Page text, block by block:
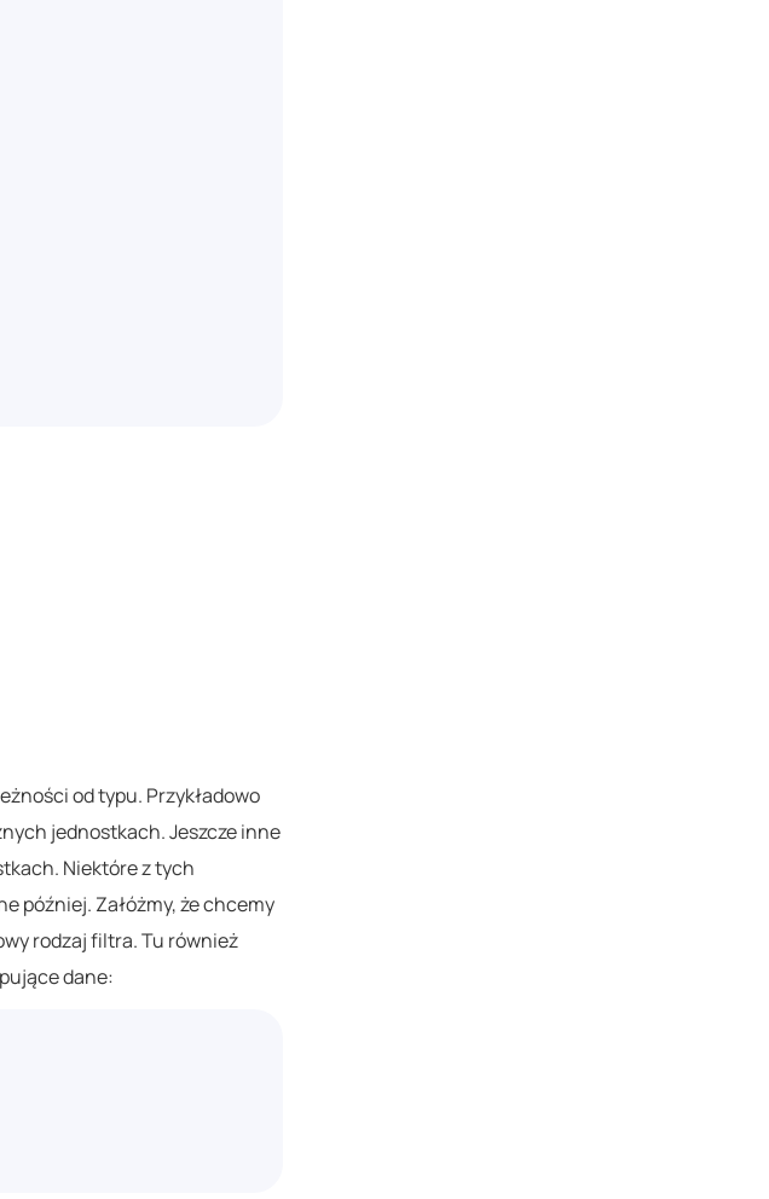
od typu. Przykładowo
jednostkach. Jeszcze inne
Niektóre z tych
później. Załóżmy, że chcemy
rodzaj filtra. Tu również
dane: